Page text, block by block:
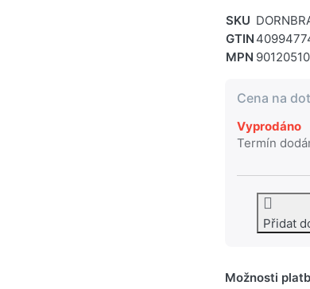
SKU
GTIN
MPN
Cena na
Vyprodáno
Termín
Přidat
Možnosti